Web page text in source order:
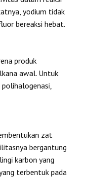
yodium tidak
bereaksi hebat.
produk
awal. Untuk
polihalogenasi,
zat
bergantung
karbon yang
terbentuk pada